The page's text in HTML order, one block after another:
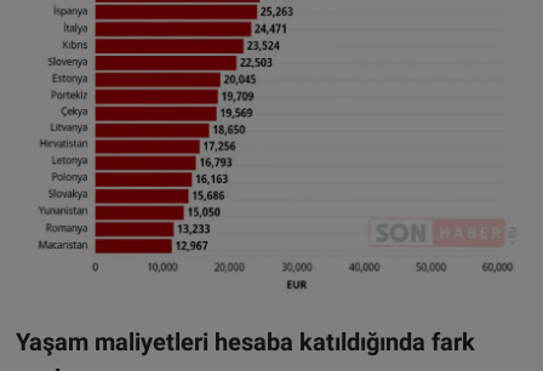
Yaşam maliyetleri hesaba katıldığında fark